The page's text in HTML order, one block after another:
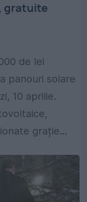
gratuite
de lei
panouri solare
10 aprilie.
grație...